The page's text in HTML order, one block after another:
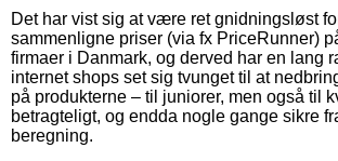
Det har vist sig at være ret gnidningsløst
sammenligne priser (via fx PriceRunner)
firmaer i Danmark, og derved har en lang
internet shops set sig tvunget til at
på produkterne – til juniorer, men også til
betragteligt, og endda nogle gange sikre
beregning.